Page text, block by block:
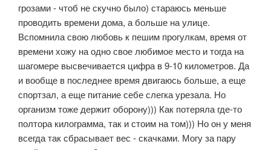
грозами - чтоб не скучно было) стараюсь меньше
проводить времени дома, а больше на улице.
Вспомнила свою любовь к пешим прогулкам, время от
времени хожу на одно свое любимое место и тогда на
шагомере высвечивается цифра в 9-10 километров. Да
и вообще в последнее время двигаюсь больше, а еще
спортзал, а еще питание себе слегка урезала. Но
организм тоже держит оборону))) Как потеряла где-то
полтора килограмма, так и стоим на том))) Но он у меня
всегда так сбрасывает вес - скачками. Могу за пару